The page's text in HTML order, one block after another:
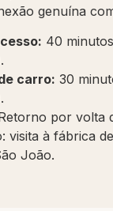
genuína
40
carro: 30
por volta
visita à fábrica
João.